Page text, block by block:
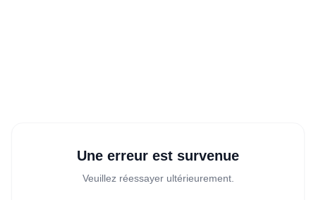
Une erreur est survenue
Veuillez réessayer ultérieurement.